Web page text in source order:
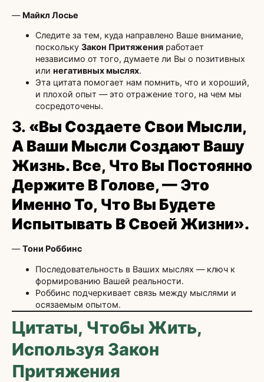
— Майкл Лосье
Следите за тем, куда направлено Ваше внимание,
поскольку Закон Притяжения работает
независимо от того, думаете ли Вы о позитивных
или негативных мыслях.
Эта цитата помогает нам помнить, что и хороший,
и плохой опыт — это отражение того, на чем мы
сосредоточены.
3. «Вы Создаете Свои Мысли,
А Ваши Мысли Создают Вашу
Жизнь. Все, Что Вы Постоянно
Держите В Голове, — Это
Именно То, Что Вы Будете
Испытывать В Своей Жизни».
—Тони Роббинс
Последовательность в Ваших мыслях — ключ к
формированию Вашей реальности.
Роббинс подчеркивает связь между мыслями и
осязаемым опытом.
Цитаты, Чтобы Жить,
Используя Закон
Притяжения